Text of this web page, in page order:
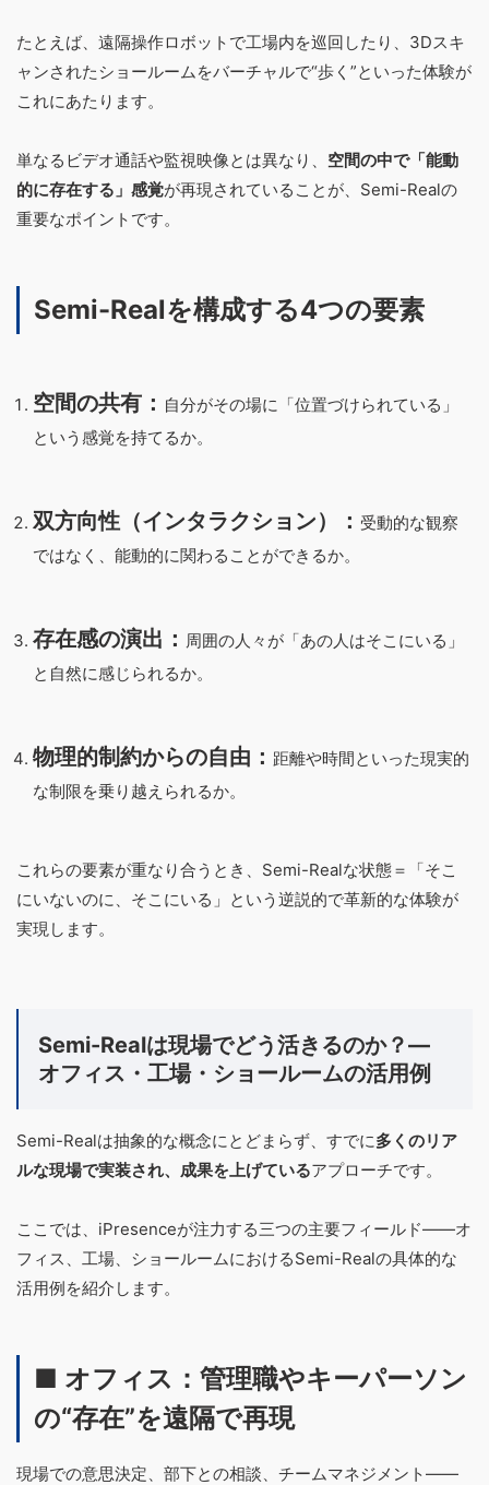
たとえば、遠隔操作ロボットで工場内を巡回したり、3Dスキ
ャンされたショールームをバーチャルで“歩く”といった体験が
これにあたります。
単なるビデオ通話や監視映像とは異なり、 空間の中で「能動
的に存在する」感覚が再現されていることが、Semi-Realの
重要なポイントです。
Semi-Realを構成する4つの要素
空間の共有： 自分がその場に「位置づけられている」
という感覚を持てるか。
双方向性（インタラクション）： 受動的な観察
ではなく、能動的に関わることができるか。
存在感の演出： 周囲の人々が「あの人はそこにいる」
と自然に感じられるか。
物理的制約からの自由： 距離や時間といった現実的
な制限を乗り越えられるか。
これらの要素が重なり合うとき、Semi-Realな状態＝「そこ
にいないのに、そこにいる」という逆説的で革新的な体験が
実現します。
Semi-Realは現場でどう活きるのか？―
オフィス・工場・ショールームの活用例
Semi-Realは抽象的な概念にとどまらず、すでに多くのリア
ルな現場で実装され、成果を上げているアプローチです。
ここでは、iPresenceが注力する三つの主要フィールド――オ
フィス、工場、ショールームにおけるSemi-Realの具体的な
活用例を紹介します。
■ オフィス：管理職やキーパーソン
の“存在”を遠隔で再現
現場での意思決定、部下との相談、チームマネジメント――